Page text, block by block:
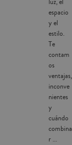
espacio
y el
estilo.
Te
contam
os
ventajas,
inconve
nientes
y
cuándo
combina
r ...